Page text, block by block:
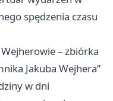
spędzenia czasu
– zbiórka
Jakuba Wejhera”
w dni